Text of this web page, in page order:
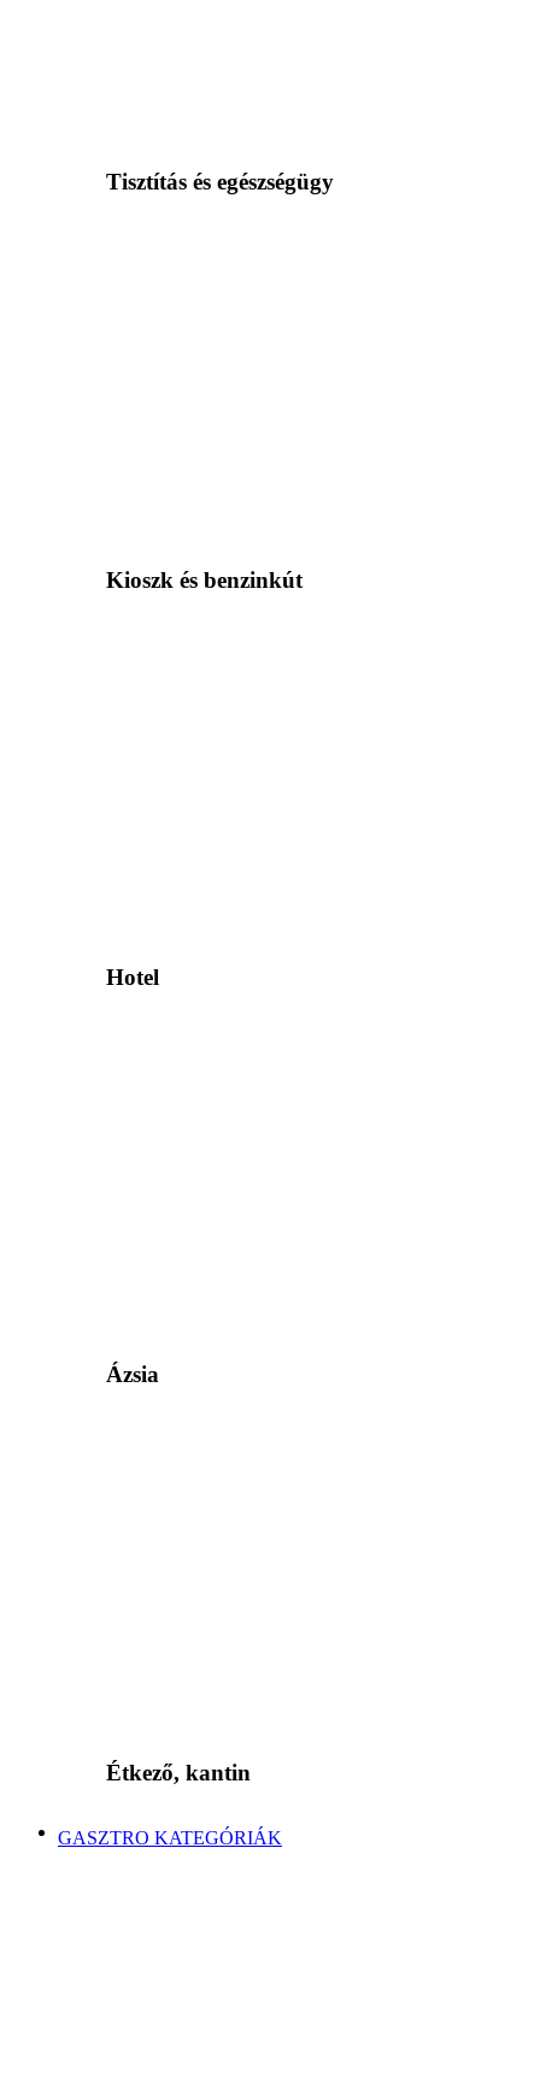
Tisztítás és egészségügy
Kioszk és benzinkút
Hotel
Ázsia
Étkező, kantin
GASZTRO KATEGÓRIÁK